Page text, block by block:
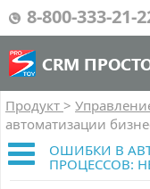
8-800-333-21-
CRM
Продукт >
автоматизации
ОШИБКИ В
ПРОЦЕССОВ: